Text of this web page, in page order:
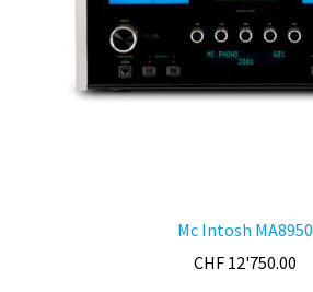
Mc Intosh MA8950
CHF 12'750.00